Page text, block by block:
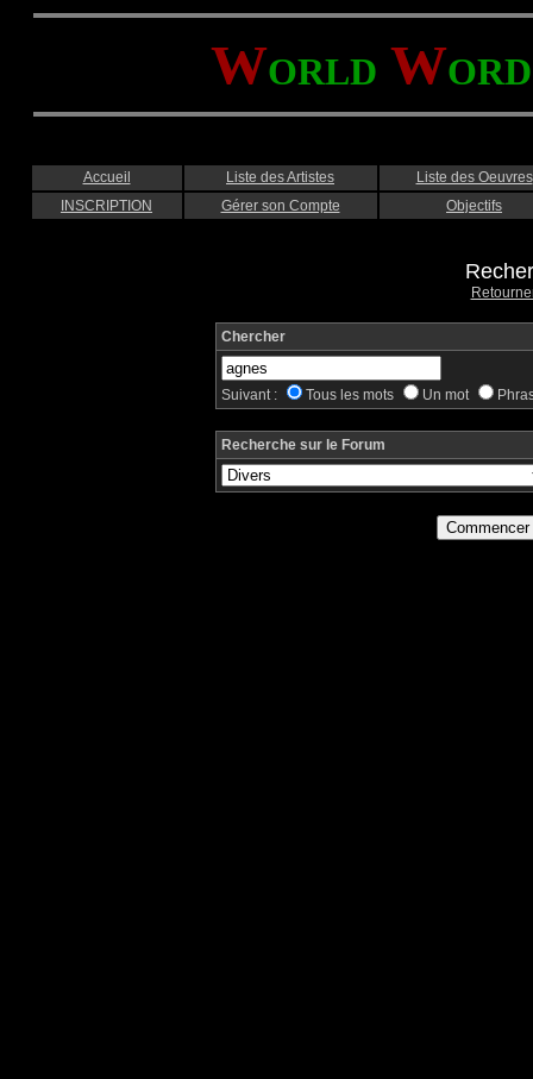
WORLD WORD
Accueil Liste des Artistes
Liste des Oeuvres
INSCRIPTION
Gérer son Compte Objectifs
Chercher
Suivant : Tous les mots Un mot
Recherche sur le Forum